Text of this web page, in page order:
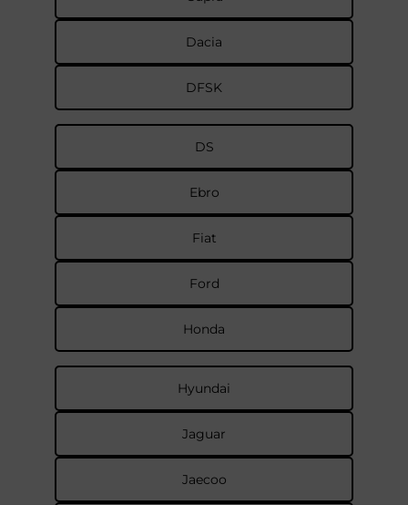
Dacia
DFSK
DS
Ebro
Fiat
Ford
Honda
Hyundai
Jaguar
Jaecoo